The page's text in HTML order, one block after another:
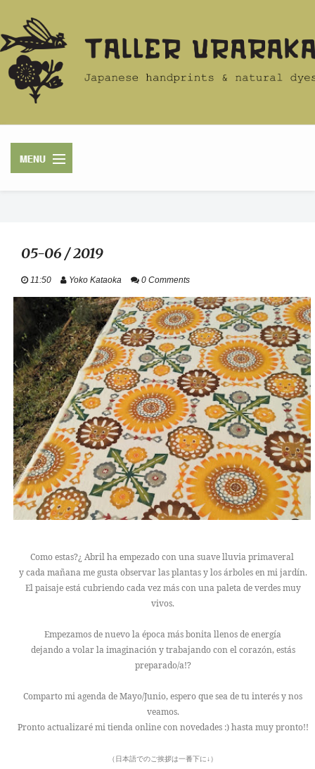
ACERCA
TALLERES
CUIDADOS
CALENDARIO
CONTACTO
SUSCRÍBETE
05-06 / 2019
11:50 Yoko Kataoka 0 Comments
Como estas?¿ Abril ha empezado con una suave lluvia primaveral
y cada mañana me gusta observar las plantas y los árboles en mi jardín.
El paisaje está cubriendo cada vez más con una paleta de verdes muy
vivos.
Empezamos de nuevo la época más bonita llenos de energía
dejando a volar la imaginación y trabajando con el corazón, estás
preparado/a!?
Comparto mi agenda de Mayo/Junio, espero que sea de tu interés y nos
veamos.
Pronto actualizaré mi tienda online con novedades :) hasta muy pronto!!
（日本語でのご挨拶は一番下に↓）